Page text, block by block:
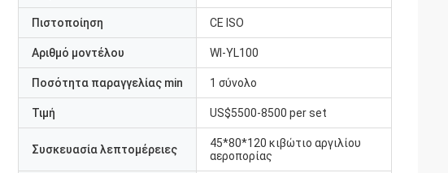
Πιστοποίηση CE ISO
Αριθμό μοντέλου Wl-YL100
Ποσότητα παραγγελίας min 1 σύνολο
Τιμή US$5500-8500 per set
Συσκευασία λεπτομέρειες
45*80*120 κιβώτιο αργιλίου
αεροπορίας